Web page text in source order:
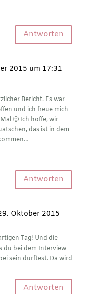
Antworten
2015 um 17:31
Bericht. Es war
und ich freue mich
🙂 Ich hoffe, wir
das ist in dem
Antworten
Oktober 2015
Tag! Und die
du bei dem Interview
sein durftest. Da wird
Antworten